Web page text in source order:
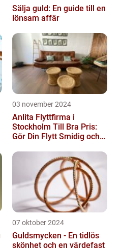
Sälja guld: En guide till en
lönsam affär
03 november 2024
Anlita Flyttfirma i
Stockholm Till Bra Pris:
Gör Din Flytt Smidig och
07 oktober 2024
Guldsmycken - En tidlös
skönhet och en värdefast